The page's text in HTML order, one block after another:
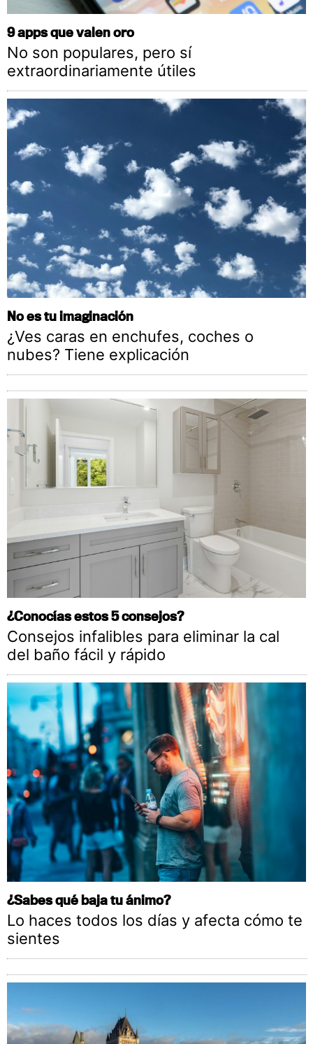
9 apps que valen oro
No son populares, pero sí
extraordinariamente útiles
No es tu imaginación
¿Ves caras en enchufes, coches o
nubes? Tiene explicación
¿Conocías estos 5 consejos?
Consejos infalibles para eliminar la cal
del baño fácil y rápido
¿Sabes qué baja tu ánimo?
Lo haces todos los días y afecta cómo te
sientes